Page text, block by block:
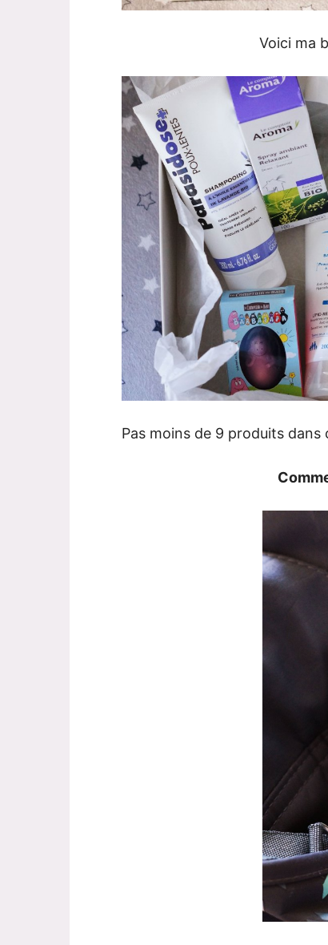
Voici ma
Pas moins de 9 produits dans